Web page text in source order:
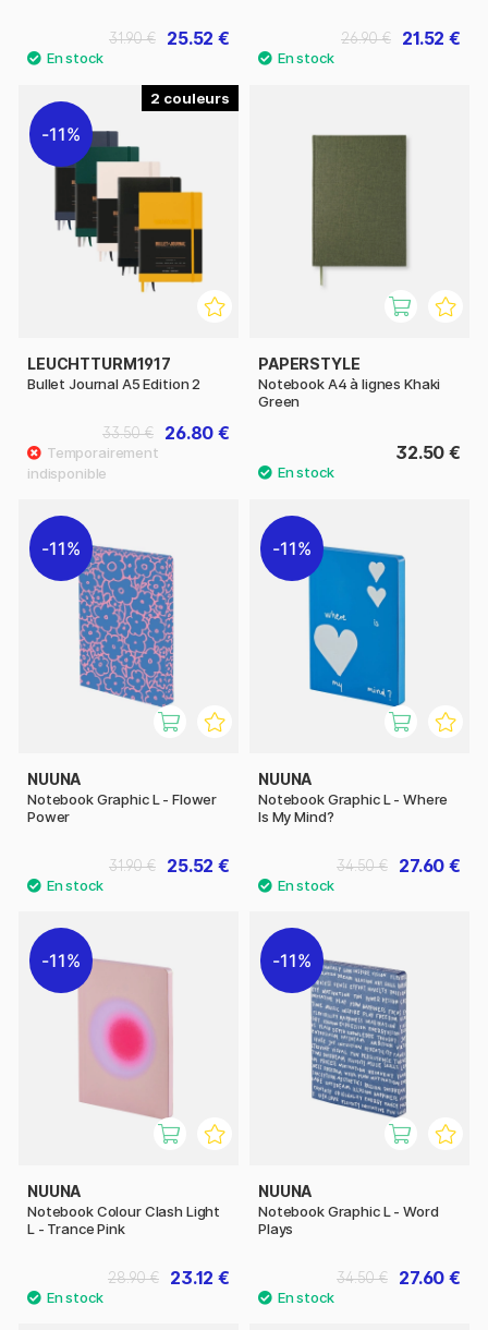
25.52 €
31.90 € 21.52 €
26.90 €
2
11%
LEUCHTTURM1917
Bullet Journal A5 Edition 2
26.80 €
33.50 €
PAPERSTYLE
Notebook A4 à lignes Khaki
Green
32.50 €
11%
NUUNA
Notebook Graphic L - Flower
Power
25.52 €
31.90 €
11%
NUUNA
Notebook Graphic L - Where
Is My Mind?
27.60 €
34.50 €
11%
NUUNA
Notebook Colour Clash Light
L - Trance Pink
23.12 €
28.90 €
11%
NUUNA
Notebook Graphic L - Word
Plays
27.60 €
34.50 €